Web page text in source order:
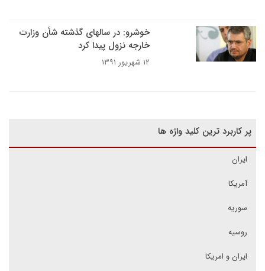
خوشرو: در سالهای گذشته شأن وزارت
خارجه نزول پیدا کرد
۱۲ شهریور ۱۳۹۱
پر کاربرد ترین کلید واژه ها
ایران
آمریکا
سوریه
روسیه
ایران و امریکا